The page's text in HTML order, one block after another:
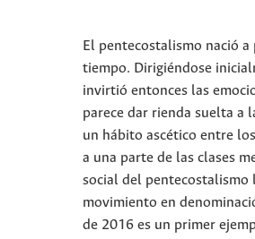
El pentecostalismo nació
tiempo. Dirigiéndose
invirtió entonces las
parece dar rienda suelta a
un hábito ascético entre
a una parte de las clases
social del pentecostalismo
movimiento en
de 2016 es un primer